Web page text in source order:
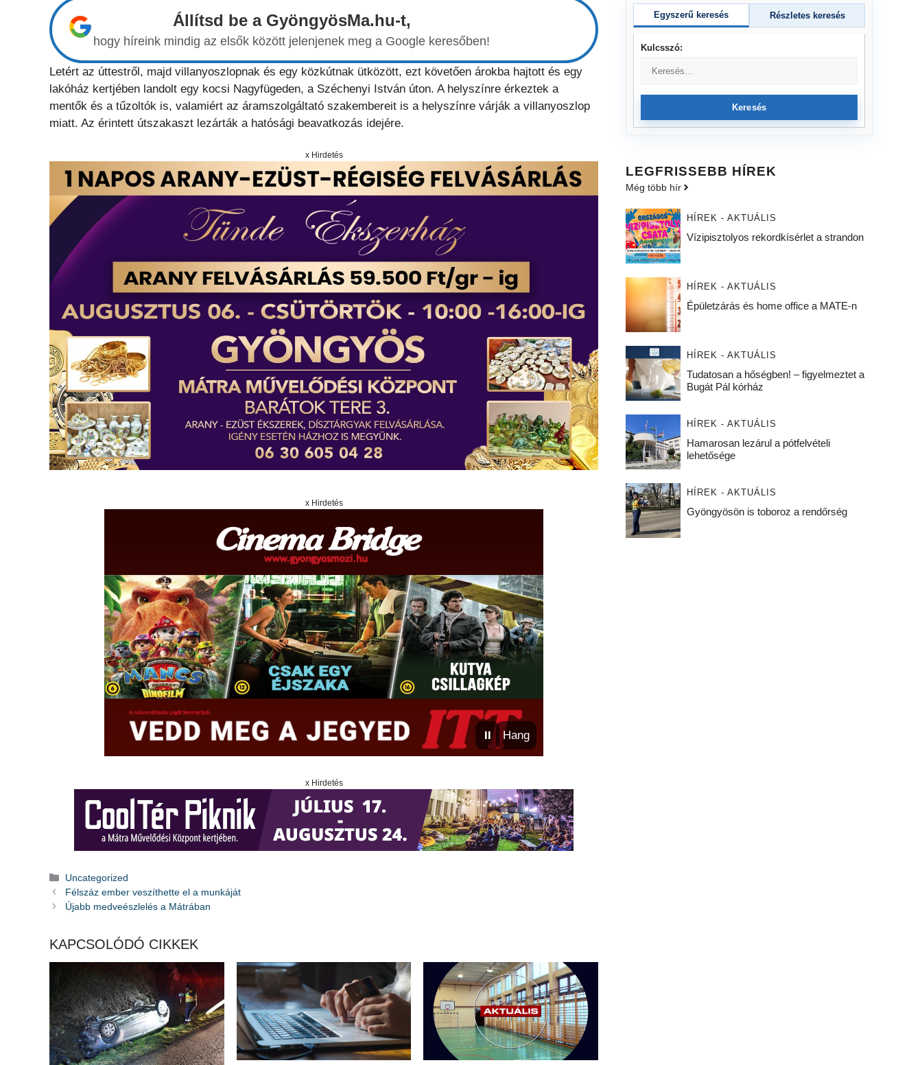
Állítsd be a GyöngyösMa.hu-t,
hogy híreink mindig az elsők között jelenjenek meg a Google keresőben!
Letért az úttestről, majd villanyoszlopnak és egy közkútnak ütközött, ezt követően árokba hajtott és egy
lakóház kertjében landolt egy kocsi Nagyfügeden, a Széchenyi István úton. A helyszínre érkeztek a
mentők és a tűzoltók is, valamiért az áramszolgáltató szakembereit is a helyszínre várják a villanyoszlop
miatt. Az érintett útszakaszt lezárták a hatósági beavatkozás idejére.
x Hirdetés
x Hirdetés
⏸ Hang
x Hirdetés
Kategória
Uncategorized
Félszáz ember veszíthette el a munkáját
Újabb medveészlelés a Mátrában
KAPCSOLÓDÓ CIKKEK
Egyszerű keresés Részletes keresés
Kulcsszó:
Keresés
LEGFRISSEBB HÍREK
Még több hír
HÍREK - AKTUÁLIS
Vízipisztolyos rekordkísérlet a strandon
HÍREK - AKTUÁLIS
Épületzárás és home office a MATE-n
HÍREK - AKTUÁLIS
Tudatosan a hőségben! – figyelmeztet a
Bugát Pál kórház
HÍREK - AKTUÁLIS
Hamarosan lezárul a pótfelvételi
lehetősége
HÍREK - AKTUÁLIS
Gyöngyösön is toboroz a rendőrség